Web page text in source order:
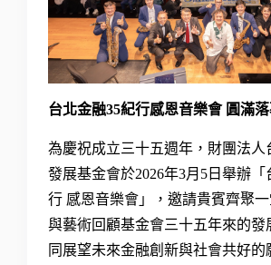
台北金融35紀行感恩音樂會 圓滿落
為慶祝成立三十五週年，財團法人
發展基金會於2026年3月5日舉辦「
行 感恩音樂會」，邀請貴賓齊聚
與藝術回顧基金會三十五年來的發
同展望未來金融創新與社會共好的